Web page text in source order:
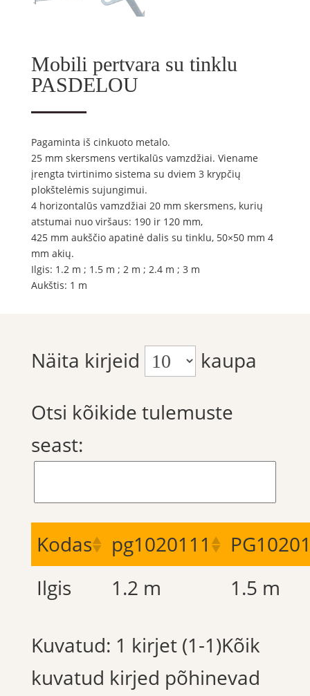
Mobili pertvara su tinklu
PASDELOU
Pagaminta iš cinkuoto metalo.
25 mm skersmens vertikalūs vamzdžiai. Viename
įrengta tvirtinimo sistema su dviem 3 krypčių
plokštelėmis sujungimui.
4 horizontalūs vamzdžiai 20 mm skersmens, kurių
atstumai nuo viršaus: 190 ir 120 mm,
425 mm aukščio apatinė dalis su tinklu, 50×50 mm 4
mm akių.
Ilgis: 1.2 m ; 1.5 m ; 2 m ; 2.4 m ; 3 m
Aukštis: 1 m
Näita kirjeid
kaupa
Otsi kõikide tulemuste
seast:
Kodas pg1020111
Ilgis
1.2 m 1.5 m
Kuvatud: 1 kirjet (1-1)Kõik
kuvatud kirjed põhinevad